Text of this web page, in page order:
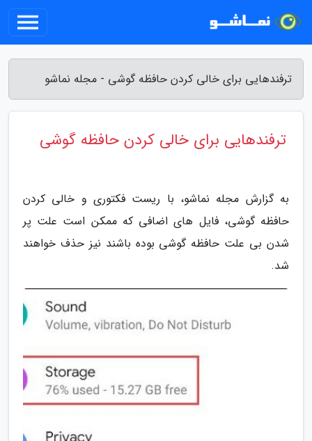
ترفندهایی برای خالی کردن حافظه گوشی - مجله نماشو
ترفندهایی برای خالی کردن حافظه گوشی
به گزارش مجله نماشو، با ریست فکتوری و خالی کردن
حافظه گوشی، فایل های اضافی که ممکن است علت پر
شدن بی علت حافظه گوشی بوده باشند نیز حذف خواهند
شد.